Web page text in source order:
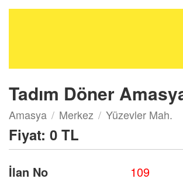
Tadım Döner
Amasya Merkez Yüzevler Mah.
Fiyat: 0 TL
İlan No
109